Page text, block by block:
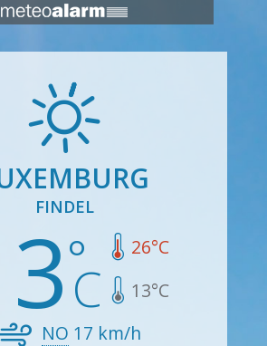
FINDEL
26°C
13°C
NO 17 km/h